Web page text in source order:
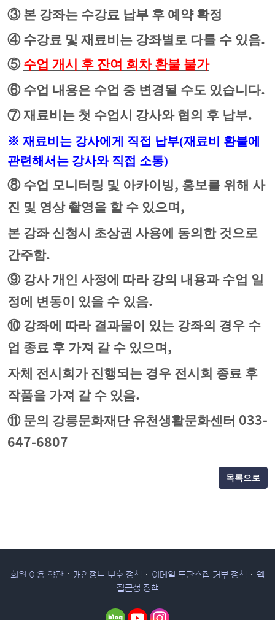
③ 본 강좌는 수강료 납부 후 예약 확정
④ 수강료 및 재료비는 강좌별로 다를 수 있음.
⑤ 수업 개시 후 잔여 회차 환불 불가
⑥ 수업 내용은 수업 중 변경될 수도 있습니다.
⑦재료비는 첫 수업시 강사와 협의 후 납부.
※ 재료비는 강사에게 직접 납부(재료비 환불에
관련해서는 강사와 직접 소통)
⑧ 수업 모니터링 및 아카이빙, 홍보를 위해 사
진 및 영상 촬영을 할 수 있으며 ,
본 강좌 신청시 초상권 사용에 동의한 것으로
간주함.
⑨ 강사 개인 사정에 따라 강의 내용과 수업 일
정에 변동이 있을 수 있음.
⑩ 강좌에 따라 결과물이 있는 강좌의 경우 수
업 종료 후 가져 갈 수 있으며 ,
자체 전시회가 진행되는 경우 전시회 종료 후
작품을 가져 갈 수 있음.
⑪ 문의 강릉문화재단 유천생활문화센터 033-
647-6807
목록으로
회원 이용 약관 개인정보 보호 정책 이메일 무단수집 거부 정책
웹
접근성 정책